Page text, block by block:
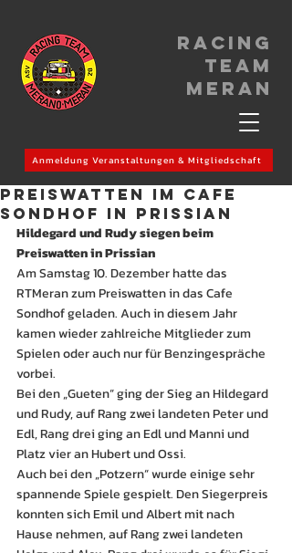
Racing
Team
meran
Anmeldung Veranstaltungen & Mitgliedschaft
Preiswatten im Cafe
Sondhof in Prissian
Hildegard und Rudy siegen beim
Preiswatten in Prissian
Am Samstag 10. Dezember hatte das
RTMeran zum Preiswatten in das Cafe
Sondhof geladen. Auch in diesem Jahr
kamen wieder zahlreiche Mitglieder zum
Spielen oder auch nur für Benzingespräche
vorbei.
Bei den „Gueten“ ging der Sieg an Hildegard
und Rudy, auf Rang zwei landeten Peter und
Edl, Rang drei ging an Edl und Manni und
Platz vier an Hubert und Ossi.
Auch bei den „Potzern“ wurde einige sehr
spannende Spiele gespielt. Den Siegerpreis
konnten sich Emil und Albert mit nach
Hause nehmen, auf Rang zwei landeten